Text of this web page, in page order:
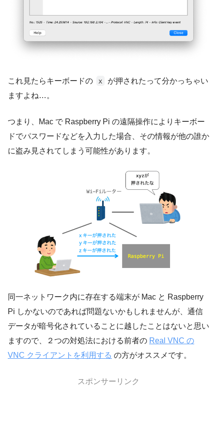
これ見たらキーボードの x
が押されたって分かっちゃい
ますよね…。
つまり、Mac で Raspberry Pi の遠隔操作によりキーボー
ドでパスワードなどを入力した場合、その情報が他の誰か
に盗み見されてしまう可能性があります。
同一ネットワーク内に存在する端末が Mac と Raspberry
Pi しかないのであれば問題ないかもしれませんが、通信
データが暗号化されていることに越したことはないと思い
ますので、２つの対処法における前者の Real VNC の
VNC クライアントを利用する の方がオススメです。
スポンサーリンク